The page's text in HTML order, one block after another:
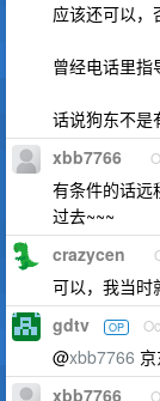
应该还可以，
曾经电话里指
话说狗东不是
xbb7766
有条件的话远
过去~~~
crazycen
可以，我当时
gdtv OP
@xbb7766
xbb7766